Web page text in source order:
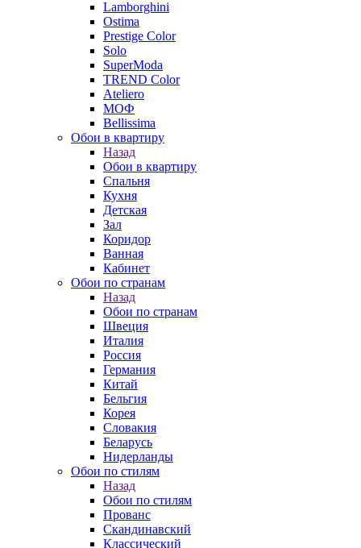
Lamborghini
Ostima
Prestige Color
Solo
SuperModa
TREND Color
Ateliero
МОФ
Bellissima
Обои в квартиру
Назад
Обои в квартиру
Спальня
Кухня
Детская
Зал
Коридор
Ванная
Кабинет
Обои по странам
Назад
Обои по странам
Швеция
Италия
Россия
Германия
Китай
Бельгия
Корея
Словакия
Беларусь
Нидерланды
Обои по стилям
Назад
Обои по стилям
Прованс
Скандинавский
Классический